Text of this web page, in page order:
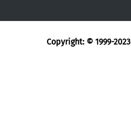
Copyright: © 1999-2023